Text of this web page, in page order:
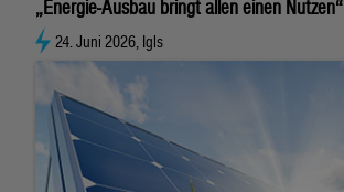
„Energie-Ausbau bringt allen einen Nutzen“
24. Juni 2026, Igls